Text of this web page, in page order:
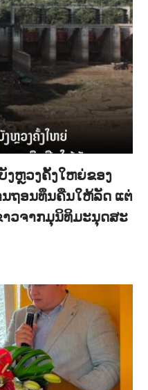
ງຫຼວງຄັ້ງໃຫຍ່ຂອງ
ນຖອນທຶນຄືນໃຫ້ລັດ ແຕ່
ວຈາກມຸນິທິມະນຸດສະ